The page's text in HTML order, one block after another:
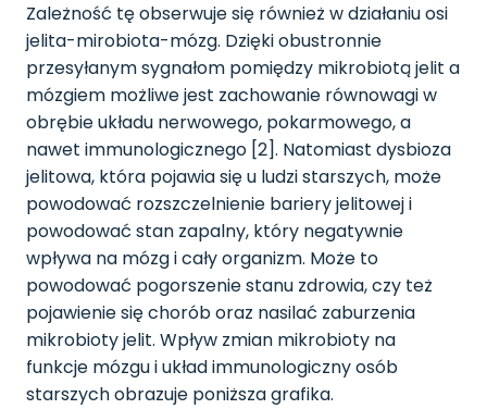
Zależność tę obserwuje się również w działaniu osi
jelita-mirobiota-mózg. Dzięki obustronnie
przesyłanym sygnałom pomiędzy mikrobiotą jelit a
mózgiem możliwe jest zachowanie równowagi w
obrębie układu nerwowego, pokarmowego, a
nawet immunologicznego [2]. Natomiast dysbioza
jelitowa, która pojawia się u ludzi starszych, może
powodować rozszczelnienie bariery jelitowej i
powodować stan zapalny, który negatywnie
wpływa na mózg i cały organizm. Może to
powodować pogorszenie stanu zdrowia, czy też
pojawienie się chorób oraz nasilać zaburzenia
mikrobioty jelit. Wpływ zmian mikrobioty na
funkcje mózgu i układ immunologiczny osób
starszych obrazuje poniższa grafika.